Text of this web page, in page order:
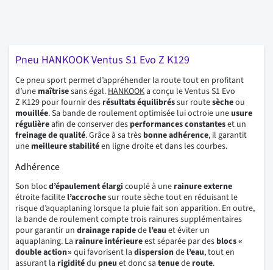
Pneu HANKOOK Ventus S1 Evo Z K129
Ce pneu sport permet d’appréhender la route tout en profitant
d’une maîtrisesans égal.HANKOOKa conçu le Ventus S1 Evo
Z K129 pour fournir des résultatséquilibréssur routesècheou
mouillée. Sa bande de roulement optimisée lui octroie uneusure
régulièreafin de conserver des performancesconstanteset un
freinage de qualité. Grâce à sa très bonneadhérence, il garantit
une meilleurestabilitéen ligne droite et dans les courbes.
Adhérence
Son blocd’épaulementélargi couplé à une rainureexterne
étroite facilite l’accrochesur route sèche tout en réduisant le
risque d’aquaplaning lorsque la pluie fait son apparition. En outre,
la bande de roulement compte trois rainures supplémentaires
pour garantir un drainage rapidede l’eau et éviter un
aquaplaning. La rainure intérieureest séparée par des blocs «
double action » qui favorisent la dispersionde l’eau, tout en
assurant la rigiditédu pneu et donc sa tenuede route.